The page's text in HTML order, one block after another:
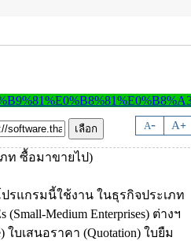
A- A+
รแกรมนี้ใช้งาน ในธุรกิจประเภท
Medium Enterprises) ต่างฯ
บเสนอราคา (Quotation) ใบยืม